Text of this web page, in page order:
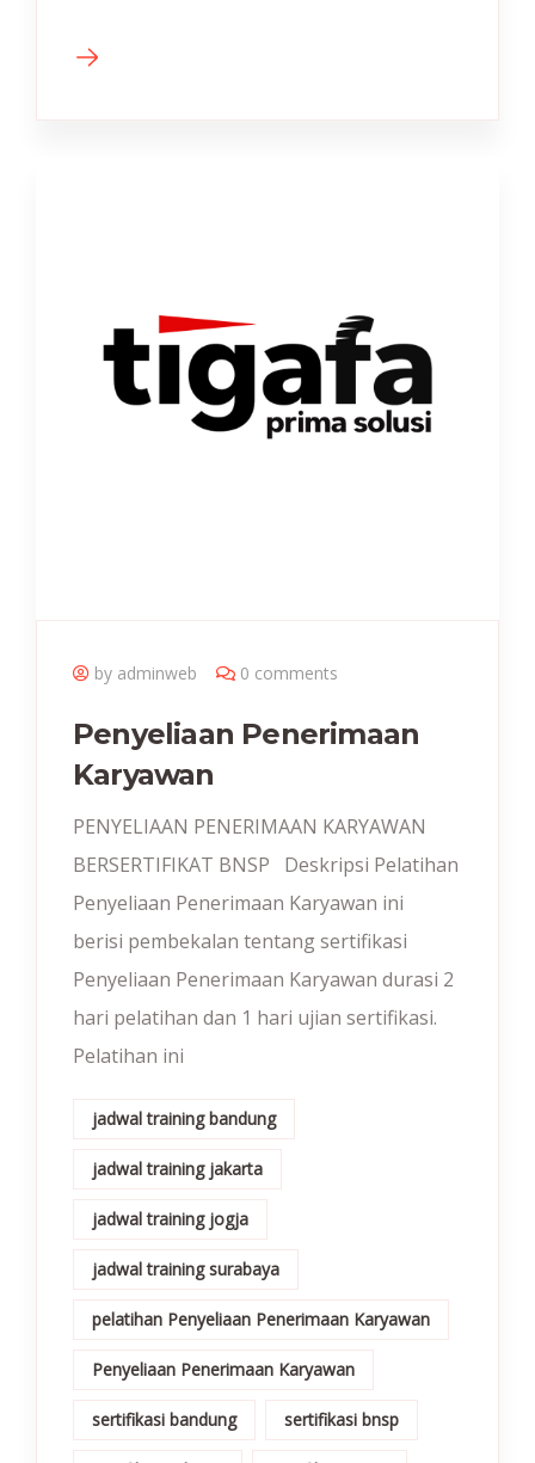
by adminweb 0 comments
Penyeliaan Penerimaan
Karyawan
PENYELIAAN PENERIMAAN KARYAWAN
BERSERTIFIKAT BNSP Deskripsi Pelatihan
Penyeliaan Penerimaan Karyawan ini
berisi pembekalan tentang sertifikasi
Penyeliaan Penerimaan Karyawan durasi 2
hari pelatihan dan 1 hari ujian sertifikasi.
Pelatihan ini
jadwal training bandung
jadwal training jakarta
jadwal training jogja
jadwal training surabaya
pelatihan Penyeliaan Penerimaan Karyawan
Penyeliaan Penerimaan Karyawan
sertifikasi bandung sertifikasi bnsp